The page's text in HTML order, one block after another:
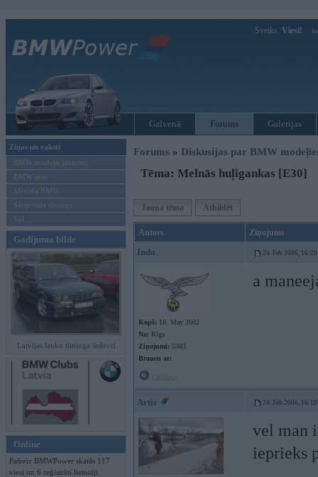
Sveiks, Viesi!
Galvenā Forums Galerijas
Ziņas un raksti
BMW modeļu jaunumi
BMW testi
Mēneša BMW
Sērijveida tūnings
Vel...
Gadījuma bilde
Latvijas lauku tūninga šedevri
Online
Pašreiz BMWPower skatās 117
viesi un 6 reģistrēti lietotāji.
Forums » Diskusijas par BMW
Tēma: Melnās huļigankas [E30]
Jauna tēma Atbildēt
Autors Ziņojums
Indo 24. Feb 2006, 16:09
Kopš: 18. May 2002
No: Rīga
Ziņojumi: 5383
Braucu ar:
a
Artis 24. Feb 2006, 16:19
vel man
ieprieks